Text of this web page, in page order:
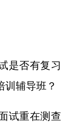
是否有复习
训辅导班？
试重在测查